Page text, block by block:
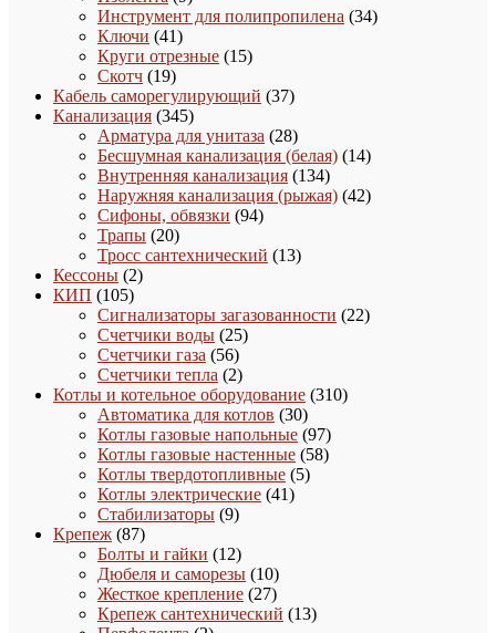
товаров
Инструмент для полипропилена 3434
Ключи 4141
товар
Круги отрезные 1515
Скотч 1919
товаров
Кабель саморегулирующий 3737
Канализация 345345
товаров
Арматура для унитаза 2828
товаров
Бесшумная канализация (белая) 1414
Внутренняя канализация 134134
товара
Наружняя канализация (рыжая) 4242
Сифоны, обвязки 9494
Трапы 2020
товаров
Тросс сантехнический 1313
Кессоны 22
КИП 105105
товаров
Сигнализаторы загазованности 2222
Счетчики воды 2525
Счетчики газа 5656
товаров
Счетчики тепла 22
товара
Котлы и котельное оборудование 310310
Автоматика для котлов 3030
товаров
Котлы газовые напольные 9797
товаров
Котлы газовые настенные 5858
Котлы твердотопливные 55
Котлы электрические 4141
Стабилизаторы 99
Крепеж 8787
товаров
Болты и гайки 1212
товаров
Дюбеля и саморезы 1010
товаров
Жесткое крепление 2727
товаров
Крепеж сантехнический 1313